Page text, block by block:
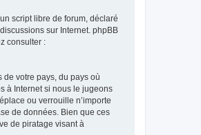
script libre de forum, déclaré
sur Internet. phpBB
consulter :
votre pays, du pays où
à Internet si nous le jugeons
ou verrouille n’importe
de données. Bien que ces
de piratage visant à